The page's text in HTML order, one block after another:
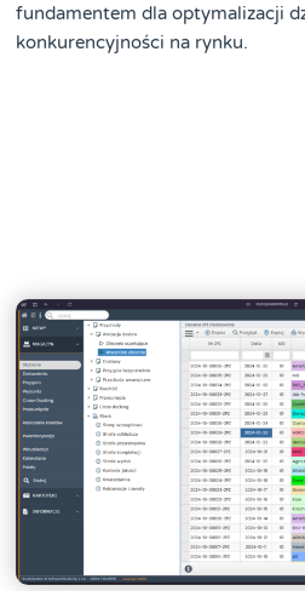
fundamentem dla optymalizacji
konkurencyjności na rynku.